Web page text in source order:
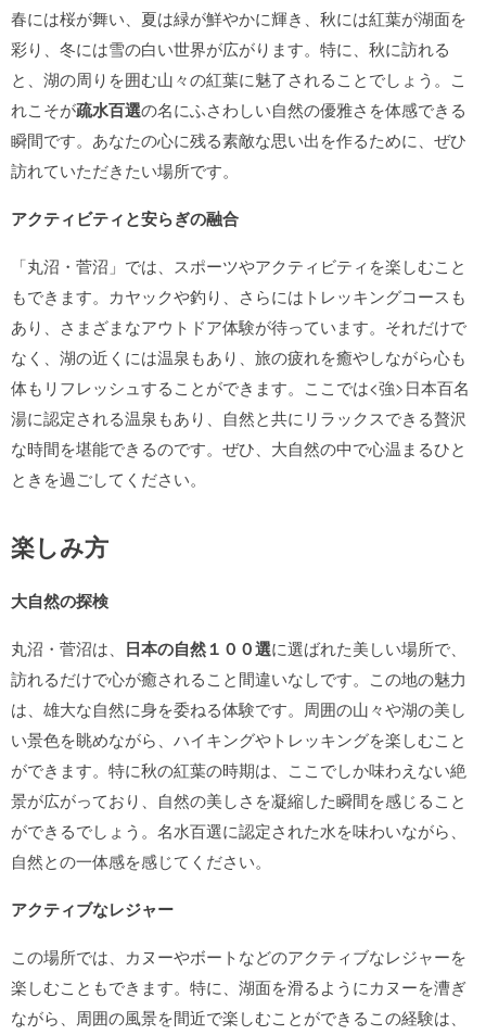
春には桜が舞い、夏は緑が鮮やかに輝き、秋には紅葉が湖面を
彩り、冬には雪の白い世界が広がります。特に、秋に訪れる
と、湖の周りを囲む山々の紅葉に魅了されることでしょう。こ
れこそが疏水百選の名にふさわしい自然の優雅さを体感できる
瞬間です。あなたの心に残る素敵な思い出を作るために、ぜひ
訪れていただきたい場所です。
アクティビティと安らぎの融合
「丸沼・菅沼」では、スポーツやアクティビティを楽しむこと
もできます。カヤックや釣り、さらにはトレッキングコースも
あり、さまざまなアウトドア体験が待っています。それだけで
なく、湖の近くには温泉もあり、旅の疲れを癒やしながら心も
体もリフレッシュすることができます。ここでは<強>日本百名
湯に認定される温泉もあり、自然と共にリラックスできる贅沢
な時間を堪能できるのです。ぜひ、大自然の中で心温まるひと
ときを過ごしてください。
楽しみ方
大自然の探検
丸沼・菅沼は、 日本の自然１００選に選ばれた美しい場所で、
訪れるだけで心が癒されること間違いなしです。この地の魅力
は、雄大な自然に身を委ねる体験です。周囲の山々や湖の美し
い景色を眺めながら、ハイキングやトレッキングを楽しむこと
ができます。特に秋の紅葉の時期は、ここでしか味わえない絶
景が広がっており、自然の美しさを凝縮した瞬間を感じること
ができるでしょう。名水百選に認定された水を味わいながら、
自然との一体感を感じてください。
アクティブなレジャー
この場所では、カヌーやボートなどのアクティブなレジャーを
楽しむこともできます。特に、湖面を滑るようにカヌーを漕ぎ
ながら、周囲の風景を間近で楽しむことができるこの経験は、